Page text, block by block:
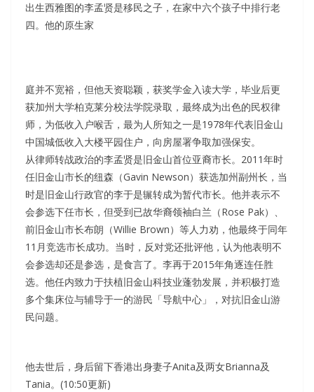
出生西雅图的李孟贤是移民之子，在家中六个孩子中排行老
四。他的原生家
庭并不宽裕，但他天资聪颖，获奖学金入读大学，毕业后更
获加州大学柏克莱分校法学院录取，最终成为出色的民权律
师，为低收入户喉舌，最为人所知之一是1978年代表旧金山
中国城低收入大楼平园住户，向房屋署争取加强保安。
从律师转战政治的李孟贤是旧金山首位亚裔市长。2011年时
任旧金山市长的纽森（Gavin Newson）获选加州副州长，当
时是旧金山行政官的李于是辗转成为暂代市长。他并表示不
会参选下任市长，但受到已故华裔领袖白兰（Rose Pak）、
前旧金山市长布朗（Willie Brown）等人力劝，他最终于同年
11月竞选市长成功。当时，反对党还批评他，认为他表明不
会参选却还是参选，是食言了。李再于2015年角逐连任胜
选。他任内致力于扶植旧金山科技业蓬勃发展，并积极打造
多个集床位与辅导于一的游民「导航中心」，对抗旧金山游
民问题。
他去世后，身后留下香港出身妻子Anita及两女Brianna及
Tania。(10:50更新)